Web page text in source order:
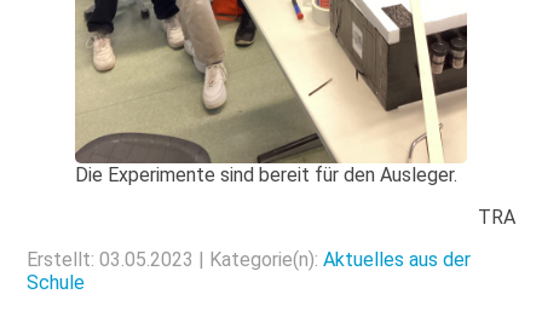
Die Experimente sind bereit für den Ausleger.
TRA
Erstellt: 03.05.2023 | Kategorie(n):Aktuelles aus der
Schule